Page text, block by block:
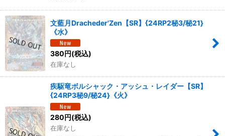
文藍月Dracheder'Zen【SR】{24RP2秘3/秘21}
《水》
380円(税込)
在庫なし
疾駆竜ボルシャック・アッシュ・レイダー【SR】
{24RP3秘9/秘24}《火》
280円(税込)
在庫なし